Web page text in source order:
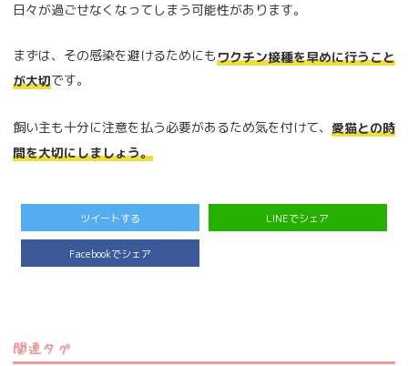
日々が過ごせなくなってしまう可能性があります。
まずは、その感染を避けるためにもワクチン接種を早めに行うこと
が大切です。
飼い主も十分に注意を払う必要があるため気を付けて、 愛猫との時
間を大切にしましょう。
ツイートする LINEでシェア
Facebookでシェア
関連タグ